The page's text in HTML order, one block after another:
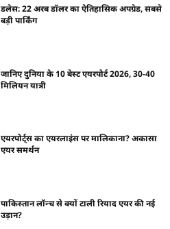
डलेस: 22 अरब डॉलर का ऐतिहासिक अपग्रेड, सबसे
बड़ी पार्किंग
जानिए दुनिया के 10 बेस्ट एयरपोर्ट 2026, 30-40
मिलियन यात्री
एयरपोर्ट्स का एयरलाइंस पर मालिकाना? अकासा
एयर समर्थन
पाकिस्तान लॉन्च से क्यों टाली रियाद एयर की नई
उड़ान?